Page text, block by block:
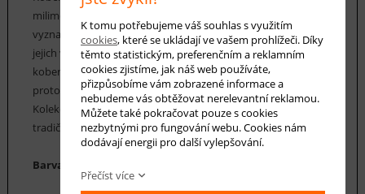
milimetrů. Jejich hmotnost je 1600 gr/m2. Koberce Rega se
vyznačují především velmi vysokou odolností proti otěru,
jejich vlákna jsou elastická a také odolná proti deformaci. Tyto
koberce Rega mají vysoký koeficient tepelné vodivosti, a
proto je lze použít v místnostech s podlahovým vytápěním.
Kolekce koberců Rega má širokou škálu moderních a
tradičních vzorů v různých velikostech.
Barva koberce: šedá, smetanová
K tomu potřebujeme váš souhlas s využitím
cookies, které se ukládají ve vašem prohlížeči. Díky
těmto statistickým, preferenčním a reklamním
cookies zjistíme, jak náš web používáte,
přizpůsobíme vám zobrazené informace a
nebudeme vás obtěžovat nerelevantní reklamou.
Můžete také pokračovat pouze s cookies
nezbytnými pro fungování webu. Cookies nám
dodávají energii pro další vylepšování.
Přečíst více